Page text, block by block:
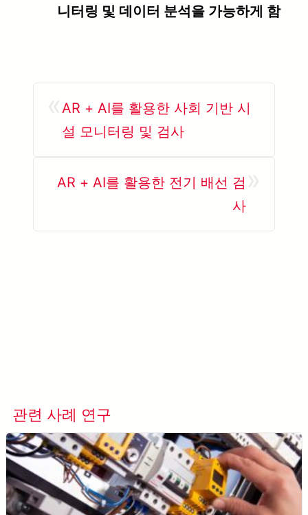
니터링 및 데이터 분석을 가능하게 함
AR + AI를 활용한 사회 기반 시
설 모니터링 및 검사
AR + AI를 활용한 전기 배선 검
사
관련 사례 연구